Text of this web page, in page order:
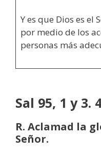
Y es que Dios es el
por medio de los
personas más
Sal 95, 1 y 3.
R. Aclamad la
Señor.